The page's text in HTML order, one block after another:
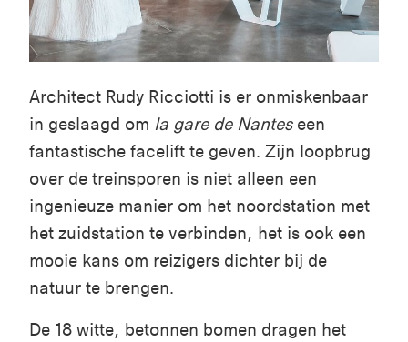
Architect Rudy Ricciotti is er onmiskenbaar
in geslaagd om la gare de Nanteseen
fantastische facelift te geven. Zijn loopbrug
over de treinsporen is niet alleen een
ingenieuze manier om het noordstation met
het zuidstation te verbinden, het is ook een
mooie kans om reizigers dichter bij de
natuur te brengen.
De 18 witte, betonnen bomen dragen het